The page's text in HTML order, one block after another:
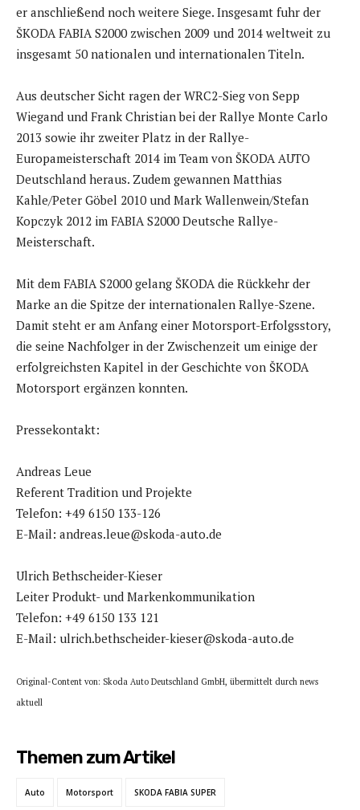
er anschließend noch weitere Siege. Insgesamt fuhr der
ŠKODA FABIA S2000 zwischen 2009 und 2014 weltweit zu
insgesamt 50 nationalen und internationalen Titeln.
Aus deutscher Sicht ragen der WRC2-Sieg von Sepp
Wiegand und Frank Christian bei der Rallye Monte Carlo
2013 sowie ihr zweiter Platz in der Rallye-
Europameisterschaft 2014 im Team von ŠKODA AUTO
Deutschland heraus. Zudem gewannen Matthias
Kahle/Peter Göbel 2010 und Mark Wallenwein/Stefan
Kopczyk 2012 im FABIA S2000 Deutsche Rallye-
Meisterschaft.
Mit dem FABIA S2000 gelang ŠKODA die Rückkehr der
Marke an die Spitze der internationalen Rallye-Szene.
Damit steht er am Anfang einer Motorsport-Erfolgsstory,
die seine Nachfolger in der Zwischenzeit um einige der
erfolgreichsten Kapitel in der Geschichte von ŠKODA
Motorsport ergänzen konnten.
Pressekontakt:
Andreas Leue
Referent Tradition und Projekte
Telefon: +49 6150 133-126
E-Mail: andreas.leue@skoda-auto.de
Ulrich Bethscheider-Kieser
Leiter Produkt- und Markenkommunikation
Telefon: +49 6150 133 121
E-Mail: ulrich.bethscheider-kieser@skoda-auto.de
Original-Content von: Skoda Auto Deutschland GmbH, übermittelt durch news
aktuell
Themen zum Artikel
Auto Motorsport SKODA FABIA SUPER